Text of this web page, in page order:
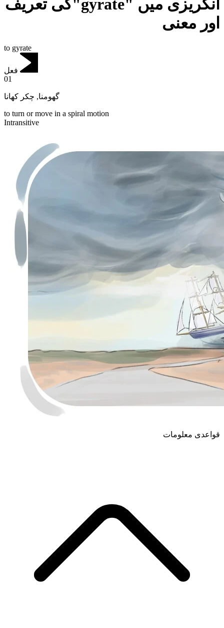
انگریزی میں "gyrate"کی تعریف
اور معنی
to gyrate
فعل
01
گھومنا, چکر کھانا
to turn or move in a spiral motion
Intransitive
قواعدی معلومات